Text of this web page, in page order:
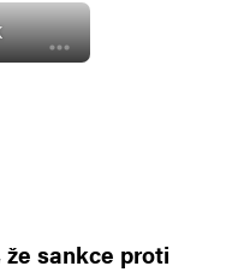
sankce proti